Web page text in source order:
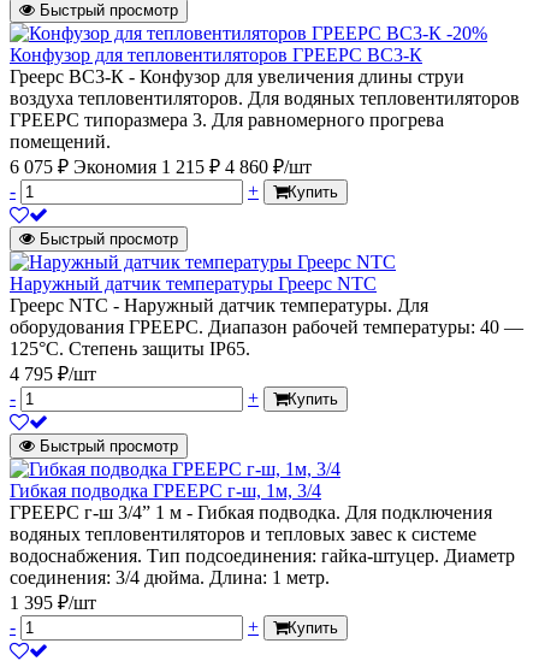
Быстрый просмотр
-20%
Конфузор для тепловентиляторов ГРЕЕРС ВС3-К
Греерс ВС3-К - Конфузор для увеличения длины струи
воздуха тепловентиляторов. Для водяных тепловентиляторов
ГРЕЕРС типоразмера 3. Для равномерного прогрева
помещений.
6 075 ₽ Экономия 1 215 ₽ 4 860 ₽/шт
-
+ Купить
Быстрый просмотр
Наружный датчик температуры Греерс NTC
Греерс NTC - Наружный датчик температуры. Для
оборудования ГРЕЕРС. Диапазон рабочей температуры: 40 —
125°C. Степень защиты IP65.
4 795 ₽/шт
-
+ Купить
Быстрый просмотр
Гибкая подводка ГРЕЕРС г-ш, 1м, 3/4
ГРЕЕРС г-ш 3/4” 1 м - Гибкая подводка. Для подключения
водяных тепловентиляторов и тепловых завес к системе
водоснабжения. Тип подсоединения: гайка-штуцер. Диаметр
соединения: 3/4 дюйма. Длина: 1 метр.
1 395 ₽/шт
-
+ Купить